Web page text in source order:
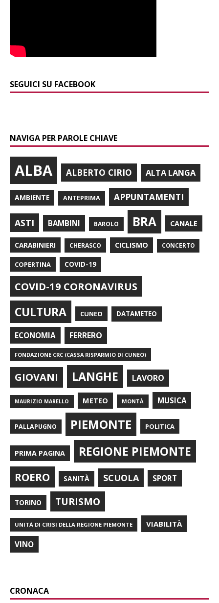
SEGUICI SU FACEBOOK
NAVIGA PER PAROLE CHIAVE
ALBA ALBERTO CIRIO ALTA LANGA
AMBIENTE ANTEPRIMA APPUNTAMENTI
ASTI BAMBINI BAROLO BRA CANALE
CARABINIERI CHERASCO CICLISMO CONCERTO
COPERTINA COVID-19
COVID-19 CORONAVIRUS
CULTURA CUNEO DATAMETEO
ECONOMIA FERRERO
FONDAZIONE CRC (CASSA RISPARMIO DI CUNEO)
GIOVANI LANGHE LAVORO
MAURIZIO MARELLO METEO MONTÀ MUSICA
PALLAPUGNO PIEMONTE POLITICA
PRIMA PAGINA REGIONE PIEMONTE
ROERO SANITÀ SCUOLA SPORT
TORINO TURISMO
UNITÀ DI CRISI DELLA REGIONE PIEMONTE VIABILITÀ
VINO
CRONACA